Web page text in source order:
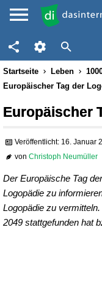
Startseite Leben
Europäischer Tag der
Europäischer
Veröffentlicht: 16. Januar
vonChristoph Neumüller
Der Europäische Tag
Logopädie zu
Logopädie zu
2049 stattgefunden hat